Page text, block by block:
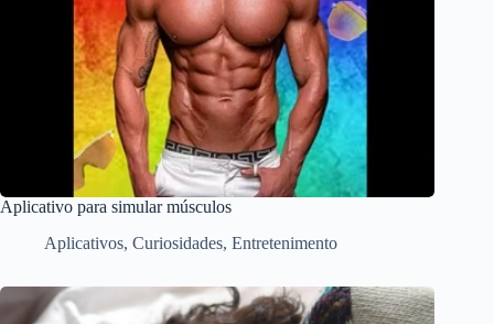
Aplicativo para simular músculos
Aplicativos, Curiosidades, Entretenimento